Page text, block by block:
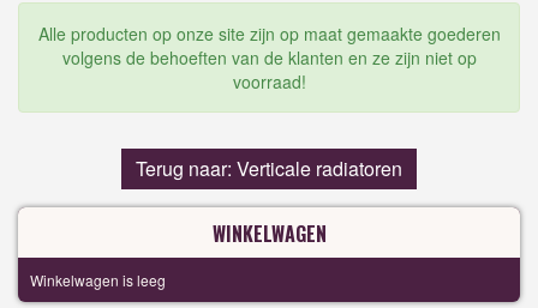
Alle producten op onze site zijn op maat gemaakte goederen
volgens de behoeften van de klanten en ze zijn niet op
voorraad!
Terug naar: Verticale radiatoren
WINKELWAGEN
Winkelwagen is leeg